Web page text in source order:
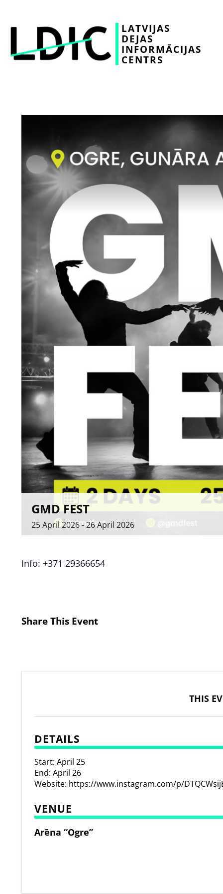
LATVIJAS
DEJAS
INFORMĀCIJAS
CENTRS
GMD FEST
25April2026-26April 2026
Info: +371 29366654
Share This Event
THIS
DETAILS
Start: April 25
End: April 26
Website: https://www.instagram.com/p/
VENUE
Arēna “Ogre”